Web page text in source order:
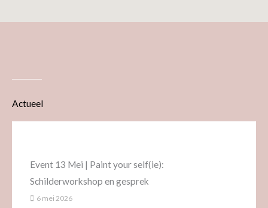
Actueel
Event 13 Mei | Paint your self(ie):
Schilderworkshop en gesprek
6 mei 2026